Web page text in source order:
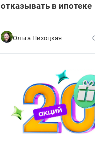
отказывать в ипотеке
Ольга Пихоцкая